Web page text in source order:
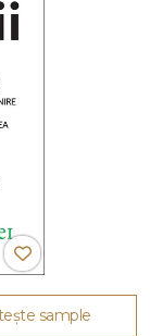
sample